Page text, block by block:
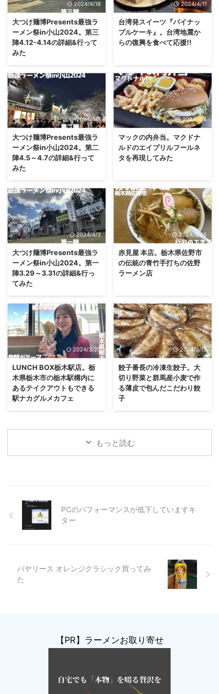
2024/4/18
大つけ麺博Presents最強ラ
ーメン祭in小山2024。第三
陣4.12-4.14の詳細&行って
みた
2024/4/11
台湾発スイーツ『パイナッ
プルケーキ』。台湾地震か
らの復興を食べて応援!!
2024/4/8
大つけ麺博Presents最強ラ
ーメン祭in小山2024。第二
陣4.5～4.7の詳細&行って
みた
2024/4/4
マックの内弁当。マクドナ
ルドのエイプリルフールネ
タを再現してみた
2024/4/3
大つけ麺博Presents最強ラ
ーメン祭in小山2024。第一
陣3.29～3.31の詳細&行っ
てみた
2024/3/26
赤見屋 本店。栃木県佐野市
の伝統の青竹手打ちの佐野
ラーメン店
2024/3/20
LUNCH BOX栃木駅店。栃
木県栃木市の栃木駅構内に
あるテイクアウトもできる
駅ナカグルメカフェ
2024/3/13
餃子番長の冷凍生餃子。大
切り野菜と群馬産小麦で作
る薄皮で包んだこだわり餃
子
もっと読む
PCのパフォーマンスが低下していますキ
ター
バヤリース オレンジクラシック買ってみ
た
【PR】ラーメンお取り寄せ